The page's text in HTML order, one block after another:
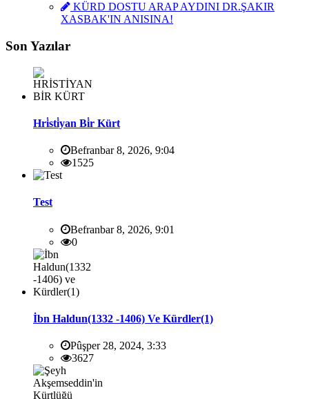
KÜRD DOSTU ARAP AYDINI DR.ŞAKIR
XASBAK'IN ANISINA!
Son Yazılar
Hri̇sti̇yan Bi̇r Kürt
Befranbar 8, 2026, 9:04
1525
Test
Befranbar 8, 2026, 9:01
0
İbn Haldun(1332 -1406) Ve Kürdler(1)
Pûşper 28, 2024, 3:33
3627